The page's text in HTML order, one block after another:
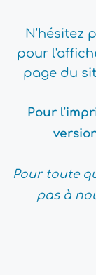
N'hésitez
pour
page du
Pour
Pour toute
pas à